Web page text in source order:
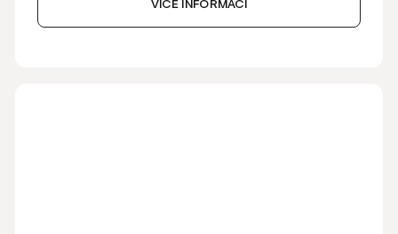
VÍCE INFORMACÍ